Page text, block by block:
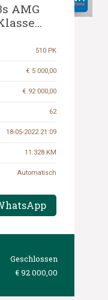
AMG
510 PK
€ 5 000,00
€ 92 000,00
62
18-05-2022 21:09
11.328 KM
Automatisch
Geschlossen
€ 92 000,00